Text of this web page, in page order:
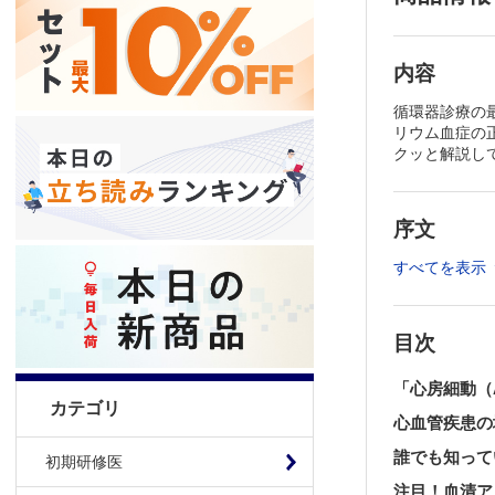
カテゴリ
初期研修医
内容
循環器診療の
リウム血症の
クッと解説し
序文
すべてを表示
目次
「心房細動
心血管疾患
誰でも知っ